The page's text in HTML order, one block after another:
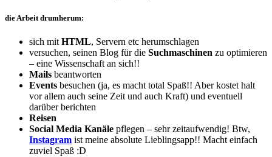
die Arbeit drumherum:
sich mit HTML, Servern etc herumschlagen
versuchen, seinen Blog für die Suchmaschinen zu optimieren
– eine Wissenschaft an sich!!
Mails beantworten
Events besuchen (ja, es macht total Spaß!! Aber kostet halt
vor allem auch seine Zeit und auch Kraft) und eventuell
darüber berichten
Reisen
Social Media Kanäle pflegen – sehr zeitaufwendig! Btw,
Instagram ist meine absolute Lieblingsapp!! Macht einfach
zuviel Spaß :D